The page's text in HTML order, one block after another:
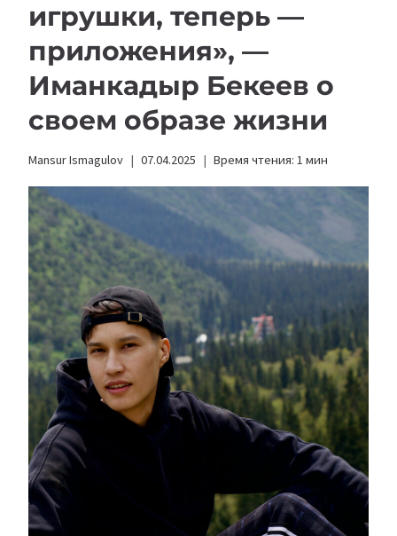
игрушки, теперь —
приложения», —
Иманкадыр Бекеев о
своем образе жизни
Mansur Ismagulov 07.04.2025 Время чтения: 1 мин